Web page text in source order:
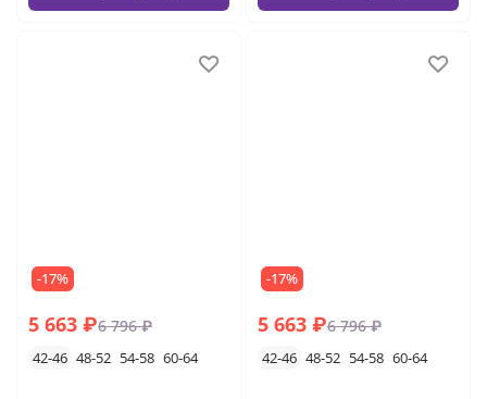
-17%
5 663 ₽6 796 ₽
42-46 48-52 54-58 60-64
-17%
5 663 ₽6 796 ₽
42-46 48-52 54-58 60-64